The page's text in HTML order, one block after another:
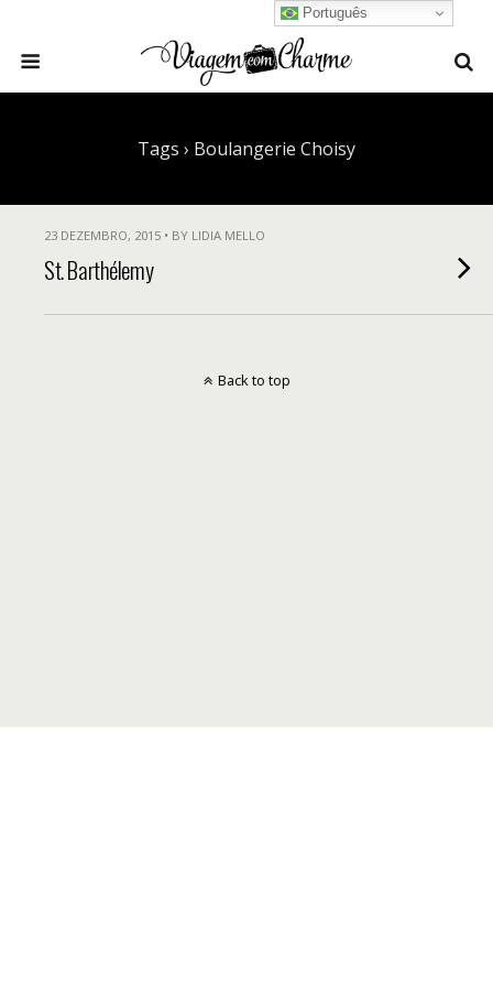
Tags › Boulangerie Choisy
23 DEZEMBRO, 2015 • BY LIDIA MELLO
St. Barthélemy
Português
Back to top